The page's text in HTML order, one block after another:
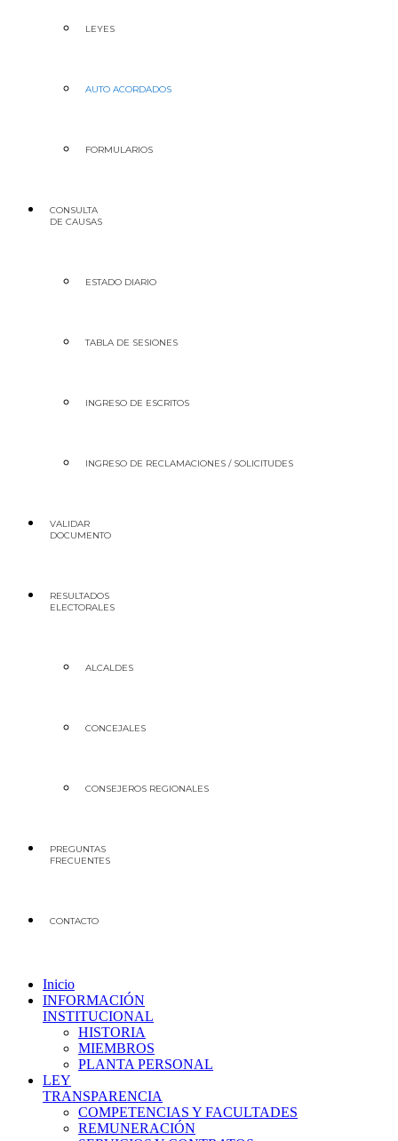
LEYES
AUTO ACORDADOS
FORMULARIOS
CONSULTA
DE CAUSAS
ESTADO DIARIO
TABLA DE SESIONES
INGRESO DE ESCRITOS
INGRESO DE RECLAMACIONES / SOLICITUDES
VALIDAR
DOCUMENTO
RESULTADOS
ELECTORALES
ALCALDES
CONCEJALES
CONSEJEROS REGIONALES
PREGUNTAS
FRECUENTES
CONTACTO
Inicio
INFORMACIÓN
INSTITUCIONAL
HISTORIA
MIEMBROS
PLANTA PERSONAL
LEY
TRANSPARENCIA
COMPETENCIAS Y FACULTADES
REMUNERACIÓN